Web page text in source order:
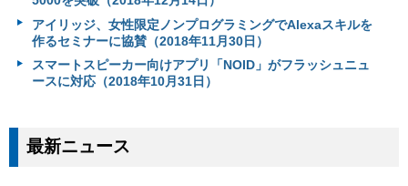
アイリッジ、女性限定ノンプログラミングでAlexaスキルを
作るセミナーに協賛（2018年11月30日）
スマートスピーカー向けアプリ「NOID」がフラッシュニュ
ースに対応（2018年10月31日）
最新ニュース